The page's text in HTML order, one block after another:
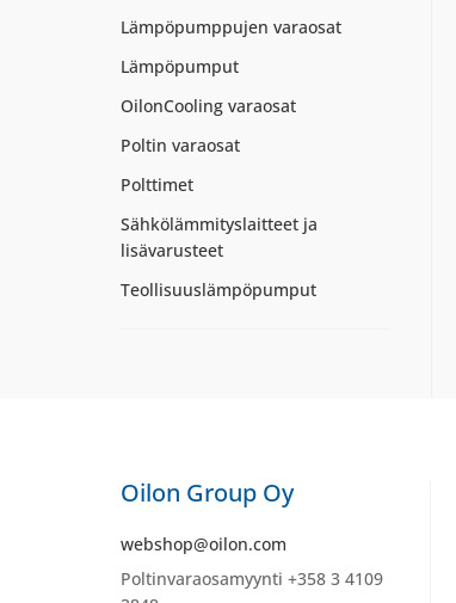
Lämpöpumppujen varaosat
Lämpöpumput
OilonCooling varaosat
Poltin varaosat
Polttimet
Sähkölämmityslaitteet ja
lisävarusteet
Teollisuuslämpöpumput
Oilon Group Oy
webshop@oilon.com
Poltinvaraosamyynti +358 3 4109